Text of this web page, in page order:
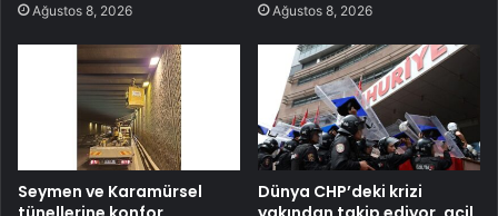
Ağustos 8, 2026 Ağustos 8, 2026
Seymen ve Karamürsel
Dünya CHP’deki krizi